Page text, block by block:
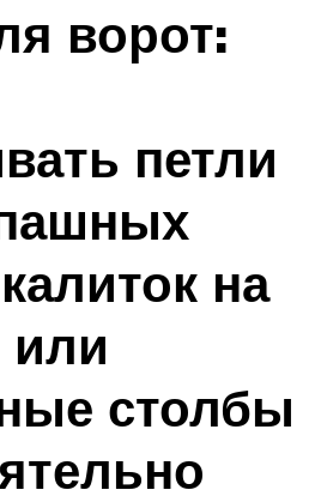
ворот:
петли
на
или
столбы